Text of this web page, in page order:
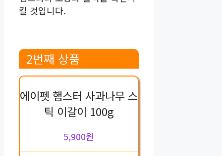
킬 것입니다.
2번째 상품
에이펫 햄스터 사과나무 스
틱 이갈이 100g
5,900원